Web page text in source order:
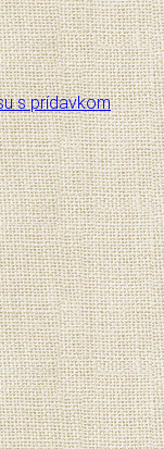
s prídavkom